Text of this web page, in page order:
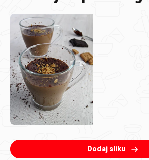
Dodaj sliku